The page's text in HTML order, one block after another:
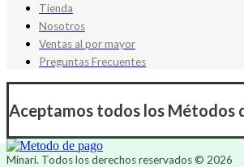
Tienda
Nosotros
Ventas al por mayor
Preguntas Frecuentes
Aceptamos todos los Métodos
Minari. Todos los derechos reservados © 2026